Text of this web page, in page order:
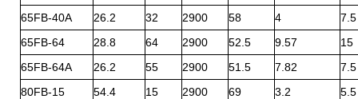
65FB-40A
26.2 32 2900 58 4
7.5
65FB-64
28.8 64 2900 52.5 9.57
15
65FB-64A
26.2 55 2900 51.5 7.82
7.5
80FB-15
54.4 15 2900 69 3.2
5.5